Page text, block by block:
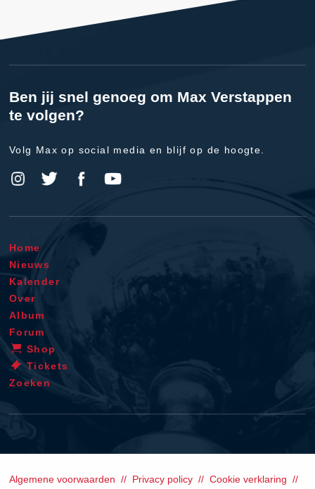
Ben jij snel genoeg om Max Verstappen
te volgen?
Volg Max op social media en blijf op de hoogte.
Home
Nieuws
Kalender
Over
Album
Forum
Shop
Tickets
Zoeken
Algemene voorwaarden Privacy policy Cookie verklaring